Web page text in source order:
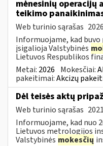
mėnesinių operacijų
teikimo
Web turinio sąrašas
Informuojame, kad
įsigalioja Valstybinės
Lietuvos Respublikos
Metai: 2026 Mokesčiai:
pakeitimai:Akcizų
Dėl teisės aktų
Web turinio sąrašas
Informuojame, kad nuo
Lietuvos metrologijos
Valstybinės mokesčių